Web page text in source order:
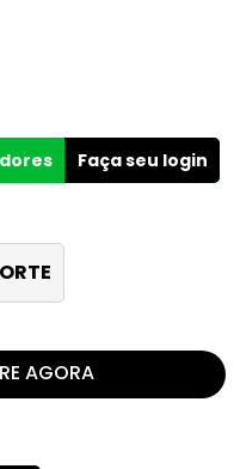
Faça seu login
AGORA